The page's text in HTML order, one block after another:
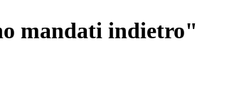
mandati indietro"